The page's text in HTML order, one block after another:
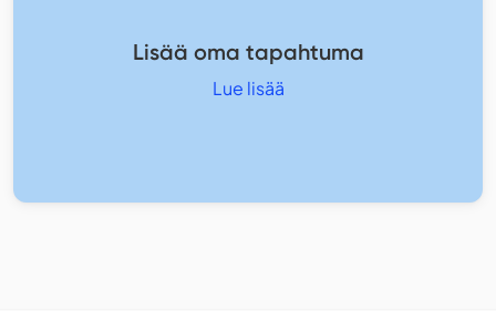
Lisää oma tapahtuma
Lue lisää